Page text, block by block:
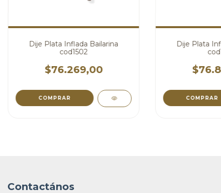
Dije Plata Inflada Bailarina
cod1502
$76.269,00
Dije Plata
Contactános